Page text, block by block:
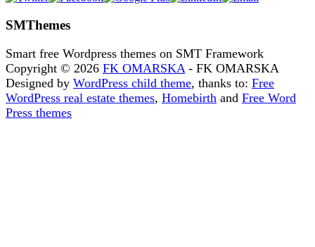
SMThemes
Smart free Wordpress themes on SMT Framework
Copyright © 2026 FK OMARSKA - FK OMARSKA
Designed by WordPress child theme, thanks to: Free
WordPress real estate themes, Homebirth and Free Word
Press themes